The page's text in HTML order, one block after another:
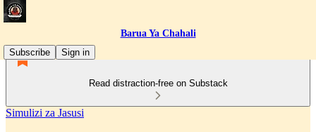
Barua Ya Chahali
Subscribe
Sign in
Read distraction-free on Substack
Simulizi za Jasusi